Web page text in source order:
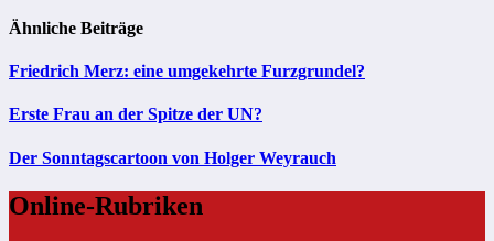
Ähnliche Beiträge
Friedrich Merz: eine umgekehrte Furzgrundel?
Erste Frau an der Spitze der UN?
Der Sonntagscartoon von Holger Weyrauch
Online-Rubriken